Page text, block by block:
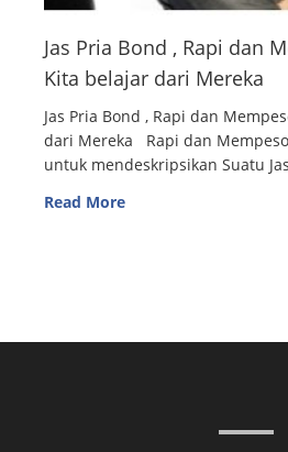
Jas Pria Bond , Rapi dan
Kita belajar dari Mereka
Jas Pria Bond , Rapi dan
dari Mereka Rapi dan
untuk mendeskripsikan Suatu
Read More